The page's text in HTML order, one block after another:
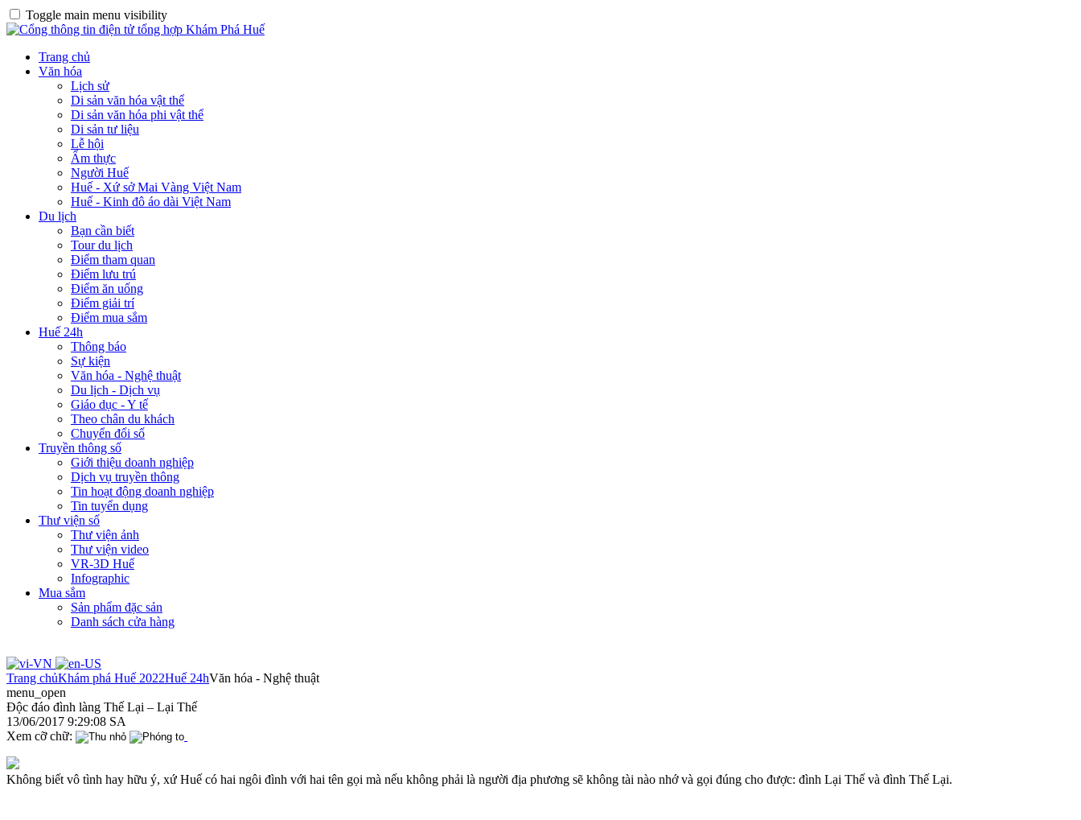
Toggle main menu visibility
Trang chủ
Văn hóa
Lịch sử
Di sản văn hóa vật thể
Di sản văn hóa phi vật thể
Di sản tư liệu
Lễ hội
Ẩm thực
Người Huế
Huế - Xứ sở Mai Vàng Việt Nam
Huế - Kinh đô áo dài Việt Nam
Du lịch
Bạn cần biết
Tour du lịch
Điểm tham quan
Điểm lưu trú
Điểm ăn uống
Điểm giải trí
Điểm mua sắm
Huế 24h
Thông báo
Sự kiện
Văn hóa - Nghệ thuật
Du lịch - Dịch vụ
Giáo dục - Y tế
Theo chân du khách
Chuyển đổi số
Truyền thông số
Giới thiệu doanh nghiệp
Dịch vụ truyền thông
Tin hoạt động doanh nghiệp
Tin tuyển dụng
Thư viện số
Thư viện ảnh
Thư viện video
VR-3D Huế
Infographic
Mua sắm
Sản phẩm đặc sản
Danh sách cửa hàng
Trang chủKhám phá Huế 2022Huế 24hVăn hóa - Nghệ thuật
menu_open
Độc đáo đình làng Thế Lại – Lại Thế
13/06/2017 9:29:08 SA
Xem cỡ chữ:
Không biết vô tình hay hữu ý, xứ Huế có hai ngôi đình với hai tên gọi mà nếu không phải là người địa phương sẽ không tài nào nhớ và gọi đúng cho được: đình Lại Thế và đình Thế Lại.